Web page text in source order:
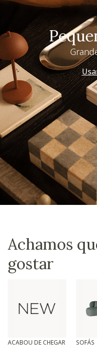
Achamos
gostar
ACABOU DE CHEGAR SOFÁS